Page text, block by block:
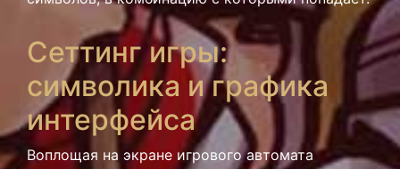
Сеттинг игры:
символика и графика
интерфейса
Воплощая на экране игрового автомата